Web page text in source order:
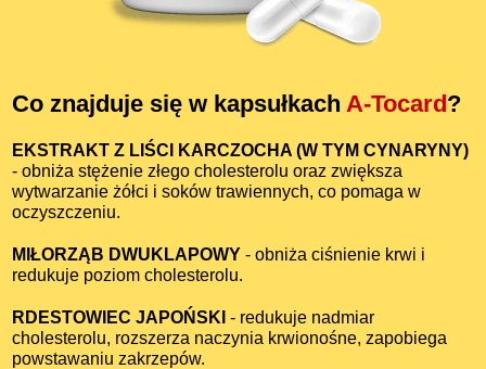
Co znajduje się w kapsułkach A-Tocard?
EKSTRAKT Z LIŚCI KARCZOCHA (W TYM CYNARYNY)
- obniża stężenie złego cholesterolu oraz zwiększa
wytwarzanie żółci i soków trawiennych, co pomaga w
oczyszczeniu.
MIŁORZĄB DWUKLAPOWY- obniża ciśnienie krwi i
redukuje poziom cholesterolu.
RDESTOWIEC JAPOŃSKI - redukuje nadmiar
cholesterolu, rozszerza naczynia krwionośne, zapobiega
powstawaniu zakrzepów.